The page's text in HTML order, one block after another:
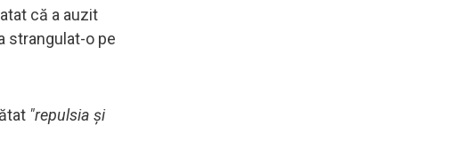
că a auzit
strangulat-o pe
"repulsia și